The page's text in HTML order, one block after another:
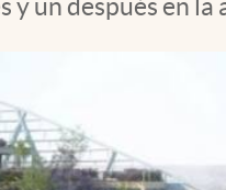
un después en